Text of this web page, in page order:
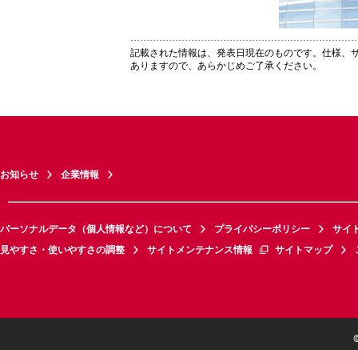
記載された情報は、発表日現在のものです。仕様、
ありますので、あらかじめご了承ください。
お知らせ 企業情報
パーソナルデータ（個人情報など）について プライバシーポリシー
サイ
見やすさ・使いやすさの調整
サイトメンテナンス情報 サイトマップ